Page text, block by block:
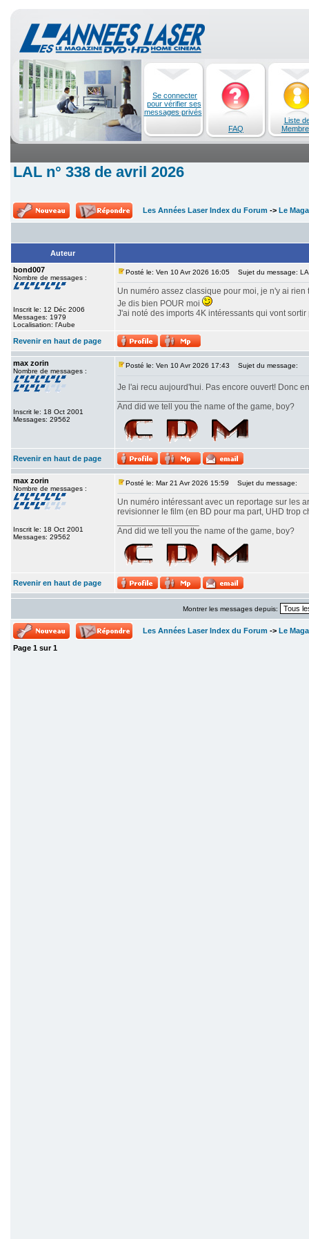
Se connecter
pour vérifier ses
messages privés
FAQ
Liste
LAL n° 338 de avril 2026
Les Années Laser Index du Forum -> Le
Auteur
bond007
Nombre de messages :
Inscrit le: 12 Déc 2006
Messages: 1979
Localisation: l'Aube
Posté le: Ven 10 Avr 2026 16:05 Sujet du message:
Un numéro assez classique pour moi, je n'y ai rien
Je dis bien POUR moi
J'ai noté des imports 4K intéressants qui vont
Revenir en haut de page
max zorin
Nombre de messages :
Inscrit le: 18 Oct 2001
Messages: 29562
Posté le: Ven 10 Avr 2026 17:43 Sujet du message:
Je l'ai recu aujourd'hui. Pas encore ouvert! Donc
And did we tell you the name of the game, boy?
Revenir en haut de page
max zorin
Nombre de messages :
Inscrit le: 18 Oct 2001
Messages: 29562
Posté le: Mar 21 Avr 2026 15:59 Sujet du message:
Un numéro intéressant avec un reportage sur les
revisionner le film (en BD pour ma part, UHD trop
And did we tell you the name of the game, boy?
Revenir en haut de page
Montrer les messages depuis:
Les Années Laser Index du Forum -> Le
Page 1 sur1